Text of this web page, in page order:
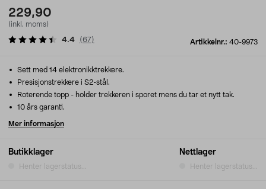
229,90
(inkl. moms)
Artikkelnr.: 40-9973
4.4 (67)
Butikklager
Henter lagerstatus...
Nettlager
Henter lagerstatus...
Sett med 14 elektronikktrekkere.
Presisjonstrekkere i S2-stål.
Roterende topp - holder trekkeren i sporet mens du tar et nytt tak.
10 års garanti.
Mer informasjon